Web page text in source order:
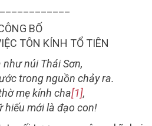
BỐ
TÔN KÍNH TỔ TIÊN
như núi Thái Sơn,
trong nguồn chảy ra.
mẹ kính cha[1],
hiếu mới là đạo con!